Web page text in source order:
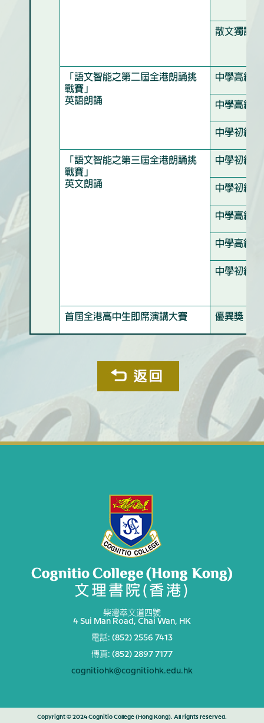
散文獨誦優
「語文智能之第二屆全港朗誦挑
戰賽」
英語朗誦
中學高級
中學高級
中學初級
「語文智能之第三屆全港朗誦挑
戰賽」
英文朗誦
中學初級
中學初級
中學高級
中學高級
中學初級
首屆全港高中生即席演講大賽 優異獎
柴灣萃文道四號
4 Sui Man Road, Chai Wan, HK
電話: (852) 2556 7413
傳真: (852) 2897 7177
cognitiohk@cognitiohk.edu.hk
Copyright © 2024 Cognitio College (Hong Kong). All rights reserved.